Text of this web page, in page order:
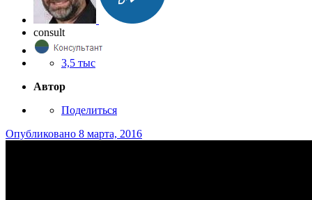
consult
3,5 тыс
Автор
Поделиться
Опубликовано 8 марта, 2016